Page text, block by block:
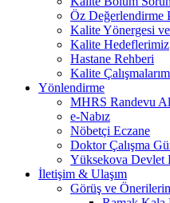
Öz Değerlendirme
Kalite Yönergesi
Kalite Hedeflerimiz
Hastane Rehberi
Kalite
Yönlendirme
MHRS Randevu Al
e-Nabız
Nöbetçi Eczane
Doktor Çalışma
Yüksekova Devlet
İletişim & Ulaşım
Görüş ve